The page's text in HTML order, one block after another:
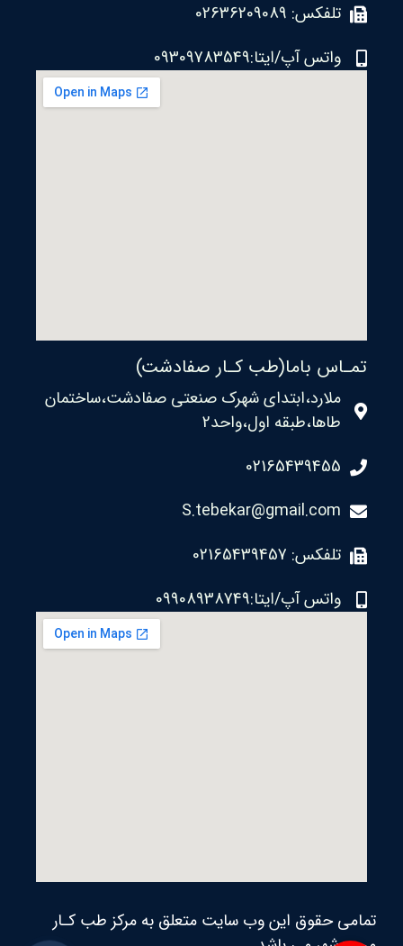
تلفکس: 02636209089
واتس آپ/ایتا:09309783549
تمـاس باما(طب کـار صفادشت)
ملارد،ابتدای شهرک صنعتی صفادشت،ساختمان
طاها،طبقه اول،واحد2
02165439455
S.tebekar@gmail.com
تلفکس: 02165439457
واتس آپ/ایتا:09908938749
تمامی حقوق این وب سایت متعلق به مرکز طب کـار